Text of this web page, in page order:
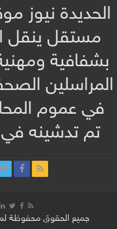
الحديدة نيوز
مستقل ينقل
بشفافية
المراسلين
في عموم
تم تدشينه في يناير
جميع الحقوق محفوظة لموقع